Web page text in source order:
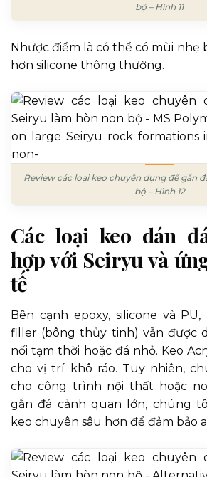
bộ – Hình 11
Nhược điểm là có thể có mùi nhẹ
hơn silicone thông thường.
Review các loại keo chuyên dụng để gắn
bộ – Hình 12
Các loại keo dán
hợp với Seiryu và
tế
Bên cạnh epoxy, silicone và
filler (bông thủy tinh) vẫn được
nối tạm thời hoặc đá nhỏ. Keo
cho vị trí khô ráo. Tuy nhiên,
cho công trình nội thất hoặc
gắn đá cảnh quan lớn, chúng
keo chuyên sâu hơn để đảm bảo